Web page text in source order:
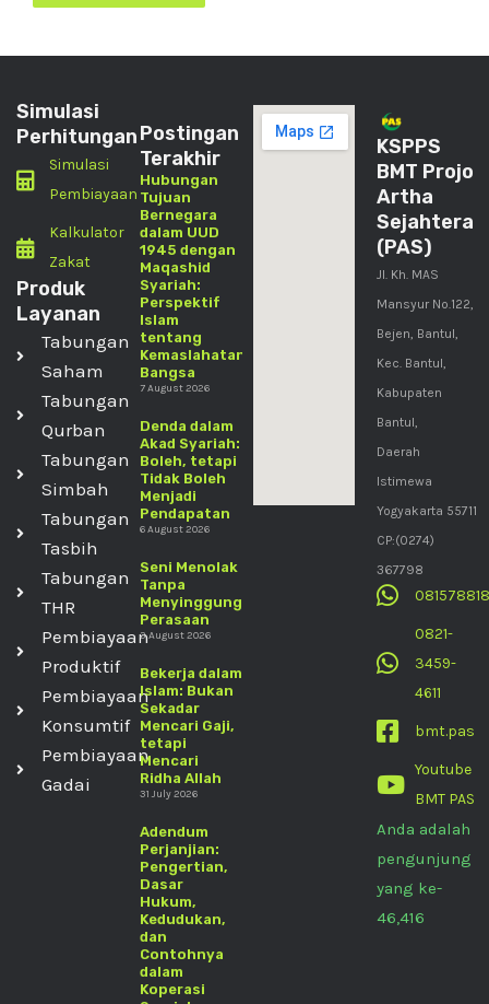
Simulasi
Perhitungan
Simulasi
Pembiayaan
Kalkulator
Zakat
Produk
Layanan
Tabungan
Saham
Tabungan
Qurban
Tabungan
Simbah
Tabungan
Tasbih
Tabungan
THR
Pembiayaan
Produktif
Pembiayaan
Konsumtif
Pembiayaan
Gadai
Postingan
Terakhir
Hubungan
Tujuan
Bernegara
dalam UUD
1945 dengan
Maqashid
Syariah:
Perspektif
Islam
tentang
Kemaslahatan
Bangsa
7 August 2026
Denda dalam
Akad Syariah:
Boleh, tetapi
Tidak Boleh
Menjadi
Pendapatan
6 August 2026
Seni Menolak
Tanpa
Menyinggung
Perasaan
3 August 2026
Bekerja dalam
Islam: Bukan
Sekadar
Mencari Gaji,
tetapi
Mencari
Ridha Allah
31 July 2026
Adendum
Perjanjian:
Pengertian,
Dasar
Hukum,
Kedudukan,
dan
Contohnya
dalam
Koperasi
KSPPS
BMT Projo
Artha
Sejahtera
(PAS)
Jl. Kh. MAS
Mansyur No.122,
Bejen, Bantul,
Kec. Bantul,
Kabupaten
Bantul,
Daerah
Istimewa
Yogyakarta 55711
CP:(0274)
367798
0821-
3459-
4611
bmt.pas
Youtube
BMT PAS
Anda adalah
pengunjung
yang ke-
46,416